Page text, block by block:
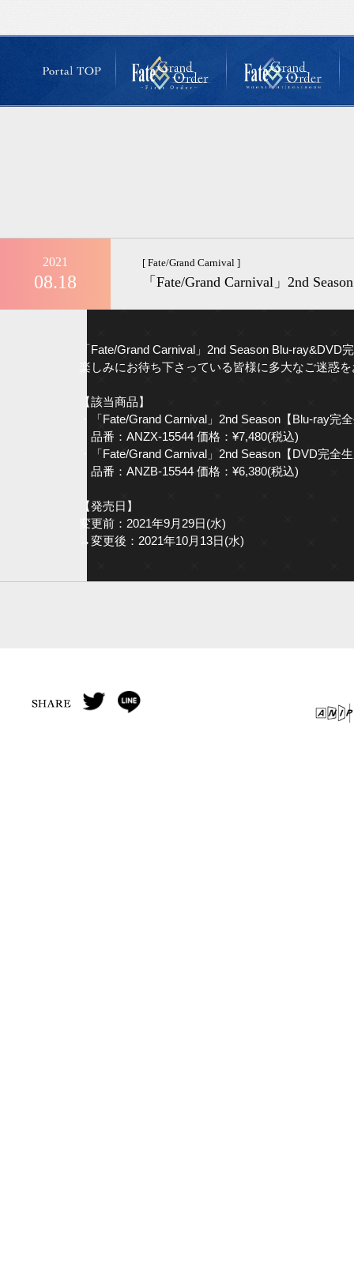
2021
08.18
[ Fate/Grand Carnival ]
「Fate/Grand Carnival」2nd
「Fate/Grand Carnival」2nd Season Blu-
楽しみにお待ち下さっている皆様に多大なご迷惑
【該当商品】
・「Fate/Grand Carnival」2nd Season【Blu-ray完
品番：ANZX-15544 価格：¥7,480(税込)
・「Fate/Grand Carnival」2nd Season【DVD完全
品番：ANZB-15544 価格：¥6,380(税込)
【発売日】
変更前：2021年9月29日(水)
→変更後：2021年10月13日(水)